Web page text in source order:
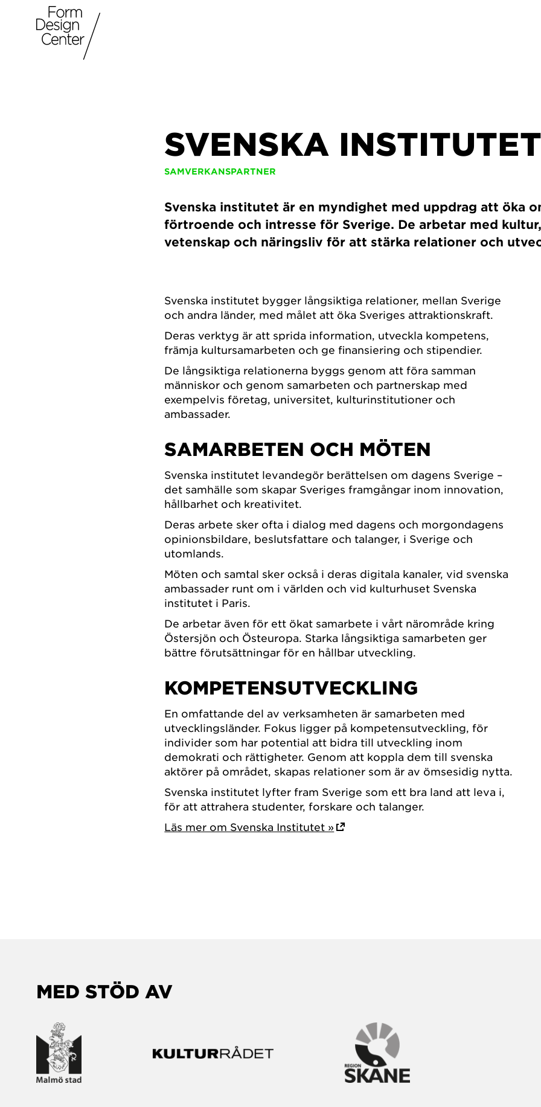
SVENSKA INSTITUTET
SAMVERKANSPARTNER
Svenska institutet är en myndighet med uppdrag att öka
förtroende och intresse för Sverige. De arbetar med
vetenskap och näringsliv för att stärka relationer och
Svenska institutet bygger långsiktiga relationer, mellan Sverige
och andra länder, med målet att öka Sveriges attraktionskraft.
Deras verktyg är att sprida information, utveckla kompetens,
främja kultursamarbeten och ge finansiering och stipendier.
De långsiktiga relationerna byggs genom att föra samman
människor och genom samarbeten och partnerskap med
exempelvis företag, universitet, kulturinstitutioner och
ambassader.
SAMARBETEN OCH MÖTEN
Svenska institutet levandegör berättelsen om dagens Sverige –
det samhälle som skapar Sveriges framgångar inom innovation,
hållbarhet och kreativitet.
Deras arbete sker ofta i dialog med dagens och morgondagens
opinionsbildare, beslutsfattare och talanger, i Sverige och
utomlands.
Möten och samtal sker också i deras digitala kanaler, vid svenska
ambassader runt om i världen och vid kulturhuset Svenska
institutet i Paris.
De arbetar även för ett ökat samarbete i vårt närområde kring
Östersjön och Östeuropa. Starka långsiktiga samarbeten ger
bättre förutsättningar för en hållbar utveckling.
KOMPETENSUTVECKLING
En omfattande del av verksamheten är samarbeten med
utvecklingsländer. Fokus ligger på kompetensutveckling, för
individer som har potential att bidra till utveckling inom
demokrati och rättigheter. Genom att koppla dem till svenska
aktörer på området, skapas relationer som är av ömsesidig nytta.
Svenska institutet lyfter fram Sverige som ett bra land att leva i,
för att attrahera studenter, forskare och talanger.
Läs mer om Svenska Institutet »
MED STÖD AV